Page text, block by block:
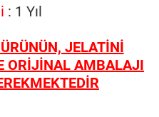
: 1 Yıl
JELATİNİ
ORİJİNAL AMBALAJI